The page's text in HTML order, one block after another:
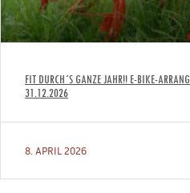
FIT DURCH´S GANZE JAHR!! E-BIKE-
31.12.2026
8. APRIL 2026